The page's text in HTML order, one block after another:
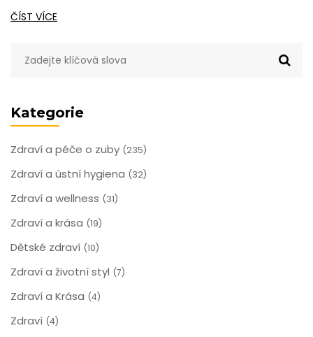
Kategorie
Zdraví a péče o zuby (235)
Zdraví a ústní hygiena (32)
Zdraví a wellness (31)
Zdraví a krása (19)
Dětské zdraví (10)
Zdraví a životní styl (7)
Zdraví a Krása (4)
Zdraví (4)
ČÍST VÍCE